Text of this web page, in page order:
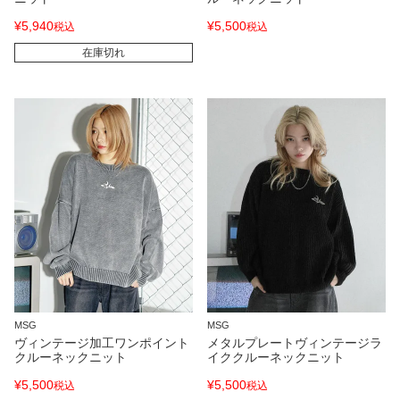
¥5,940税込
在庫切れ
¥5,500税込
MSG
ヴィンテージ加工ワンポイント
クルーネックニット
¥5,500税込
MSG
メタルプレートヴィンテージラ
イククルーネックニット
¥5,500税込